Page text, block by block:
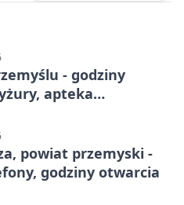
- godziny
apteka
powiat przemyski -
godziny otwarcia